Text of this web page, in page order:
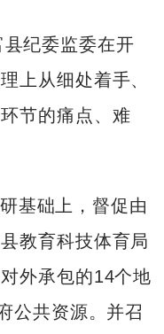
纪委监委在开
上从细处着手、
节的痛点、难
基础上，督促由
教育科技体育局
外承包的14个地
公共资源。并召